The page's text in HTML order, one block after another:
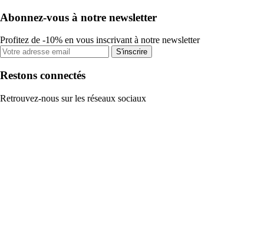
Abonnez-vous à notre newsletter
Profitez de -10% en vous inscrivant à notre newsletter
S'inscrire
Restons connectés
Retrouvez-nous sur les réseaux sociaux